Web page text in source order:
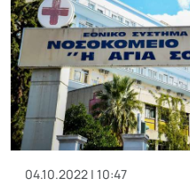
04.10.2022 | 10:47